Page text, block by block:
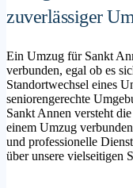
zuverlässiger
Ein Umzug für Sankt
verbunden, egal ob es
Standortwechsel eines
seniorengerechte
Sankt Annen versteht
einem Umzug
und professionelle
über unsere vielseitigen